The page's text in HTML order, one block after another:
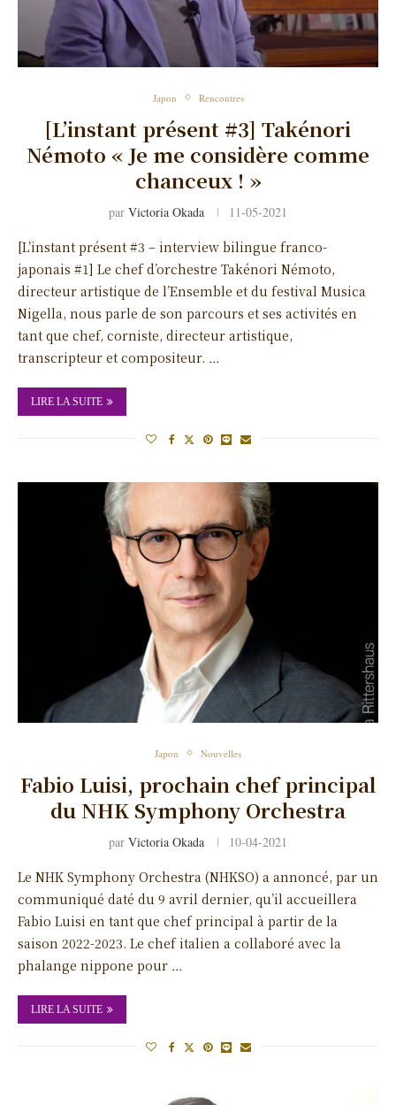
Japon Rencontres
[L’instant présent #3] Takénori
Némoto « Je me considère comme
chanceux ! »
par Victoria Okada 11-05-2021
[L’instant présent #3 – interview bilingue franco-
japonais #1] Le chef d’orchestre Takénori Némoto,
directeur artistique de l’Ensemble et du festival Musica
Nigella, nous parle de son parcours et ses activités en
tant que chef, corniste, directeur artistique,
transcripteur et compositeur. …
LIRE LA SUITE
Japon Nouvelles
Fabio Luisi, prochain chef principal
du NHK Symphony Orchestra
par Victoria Okada 10-04-2021
Le NHK Symphony Orchestra (NHKSO) a annoncé, par un
communiqué daté du 9 avril dernier, qu’il accueillera
Fabio Luisi en tant que chef principal à partir de la
saison 2022-2023. Le chef italien a collaboré avec la
phalange nippone pour …
LIRE LA SUITE